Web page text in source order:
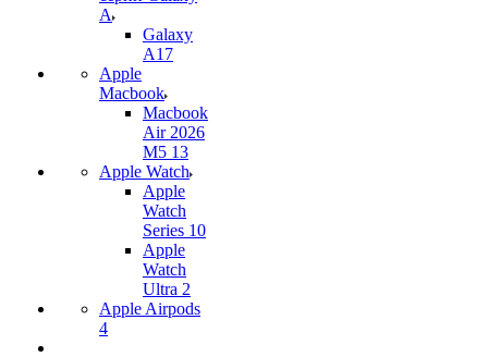
A
Galaxy
A17
Apple
Macbook
Macbook
Air 2026
M5 13
Apple Watch
Apple
Watch
Series 10
Apple
Watch
Ultra 2
Apple Airpods
4